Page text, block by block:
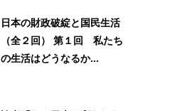
日本の財政破綻と国民生活
（全２回） 第１回 私たち
の生活はどうなるか...